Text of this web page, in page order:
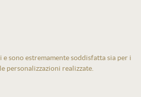
sono estremamente soddisfatta sia per i
personalizzazioni realizzate.